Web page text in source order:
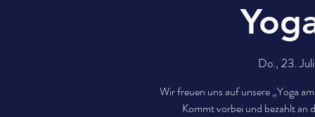
Do., 23. Juli
Wir freuen uns auf unsere „Yoga
Kommt vorbei und bezahlt an